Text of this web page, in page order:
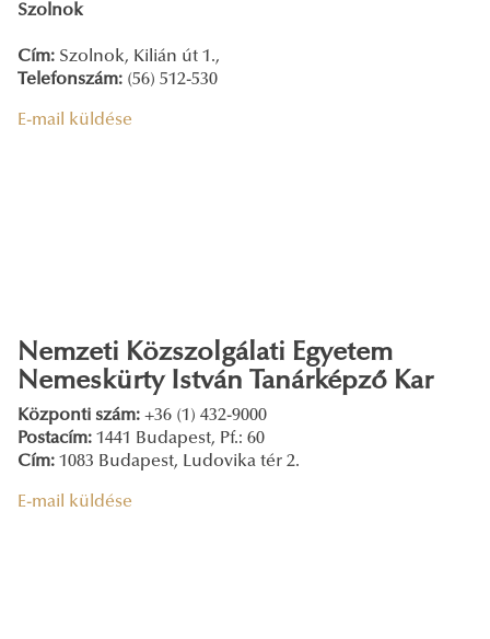
Szolnok
Cím: Szolnok, Kilián út 1.,
Telefonszám: (56) 512-530
E-mail küldése
Nemzeti Közszolgálati Egyetem
Nemeskürty István Tanárképző Kar
Központi szám: +36 (1) 432-9000
Postacím: 1441 Budapest, Pf.: 60
Cím: 1083 Budapest, Ludovika tér 2.
E-mail küldése